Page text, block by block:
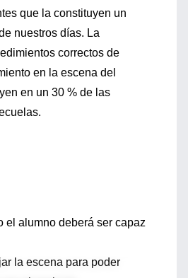
que la constituyen un
nuestros días. La
correctos de
en la escena del
en un 30 % de las
el alumno deberá ser capaz
la escena para poder